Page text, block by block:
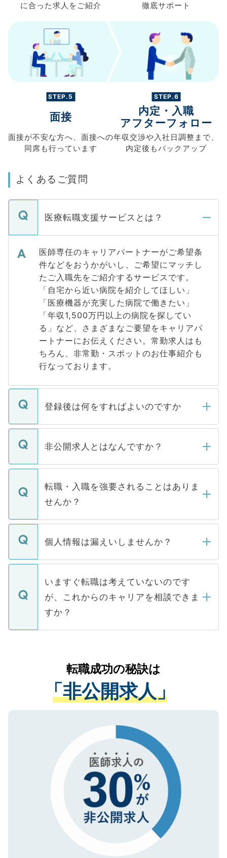
に合った求人を ご紹介
徹底サポート
STEP.5
面接
面接が不安な方へ、 面接への
同席も行っています
STEP.6
内定・入職
アフターフォロー
年収交渉や入社日調整まで、
内定後もバックアップ
よくあるご質問
医療転職支援サービスとは？
医師専任のキャリアパートナーがご希望条
件などをおうかがいし、ご希望にマッチし
たご入職先をご紹介するサービスです。
「自宅から近い病院を紹介してほしい」
「医療機器が充実した病院で働きたい」
「年収1,500万円以上の病院を探してい
る」など、さまざまなご要望をキャリアパ
ートナーにお伝えください。常勤求人はも
ちろん、非常勤・スポットのお仕事紹介も
行なっております。
登録後は何をすればよいのですか
ご登録いただきましたら、弊社担当者がご
登録内容を確認し、その後メールもしくは
ます。通常、5営業日以内にはご連絡をせて
いただきますので、しばらくお待ちくださ
非公開求人とはなんですか？
マイナビDOCTORで取り扱っている求人の
うち約3割は、Webサイトからご覧いただ
けない「非公開求人」です。非公開求人は
下記の理由によって、一般には公開してい
ません。
■応募殺到を避けるため 人気のある医療機
関を公にしてしまうと、応募が殺到する場
に、医療機関が求める条件に合った人材の
みを人材紹介会社に依頼するケースが増え
ています。
転職・入職を強要されることはありま
せんか？
転職・入職を強要することは一切ありませ
ん。また、仮に応募先から内定をいただい
定を承諾する必要はありません。内定先へ
の辞退の連絡はキャリアパートナーが行い
個人情報は漏えいしませんか？
個人情報が漏えいすることはありませんの
で、ご安心ください。当サイトからの登録
などで収集したご登録者様の個人情報は、
ご本人のキャリアアップおよび転職活動の
支援を目的に使用いたします。お預かりし
ているすべての個人データはご本人の許可
は、個人情報の取り扱いについての厳密な
管理基準を満たした事業者のみに付与され
る、プライバシーマークを取得済みです。
で、機密保持に関してもご安心ください。
いますぐ転職は考えていないのです
が、これからのキャリアを相談できま
すか？
かがいして、現在の医療機関の状況や紹介
経験をまじえながら、適切なアドバイスを
させていただきます。すぐにご転職をされ
ない方には、長期的なサポートが可能です
ので、まずはご登録ください。
転職成功の秘訣は
「非公開求人」